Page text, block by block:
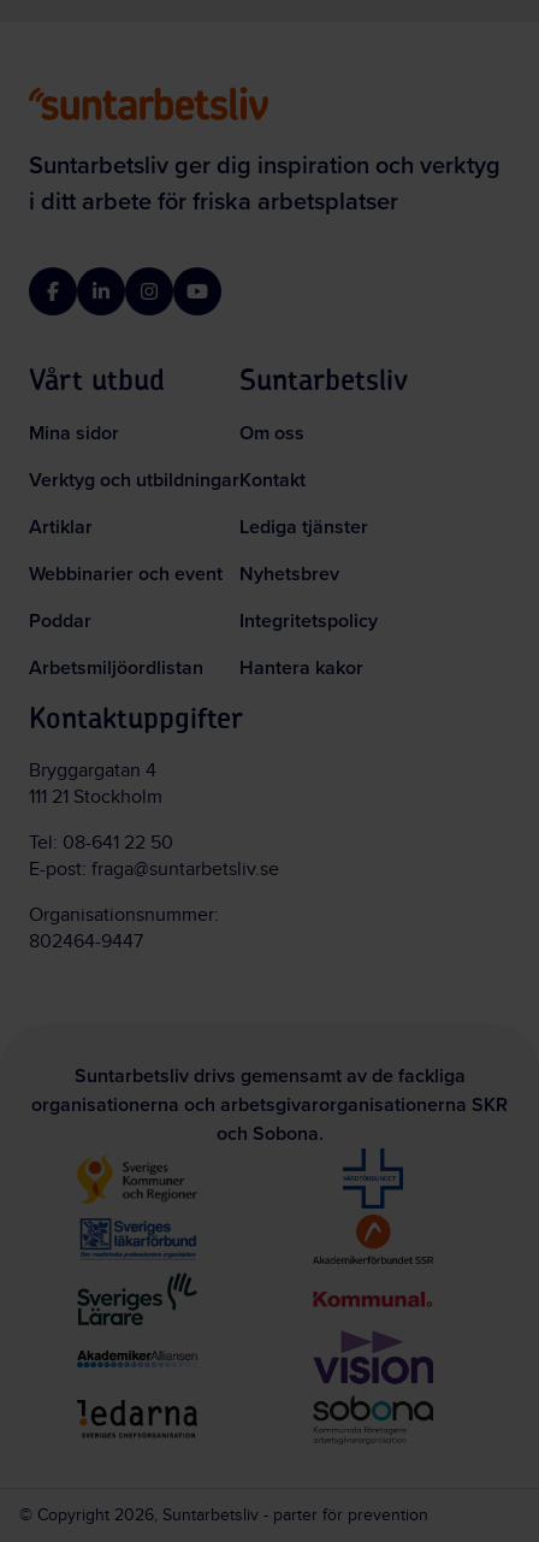
Suntarbetsliv ger dig inspiration och verktyg
i ditt arbete för friska arbetsplatser
FacebookLinkedInInstagramYouTube
Vårt utbud
Mina sidor
Verktyg och utbildningar
Artiklar
Webbinarier och event
Poddar
Arbetsmiljöordlistan
Suntarbetsliv
Om oss
Kontakt
Lediga tjänster
Nyhetsbrev
Integritetspolicy
Hantera kakor
Kontaktuppgifter
Bryggargatan 4
111 21 Stockholm
Tel: 08-641 22 50
E-post: fraga@suntarbetsliv.se
Organisationsnummer:
802464-9447
Suntarbetsliv drivs gemensamt av de fackliga
organisationerna och arbetsgivarorganisationerna SKR
och Sobona.
© Copyright 2026, Suntarbetsliv - parter för prevention